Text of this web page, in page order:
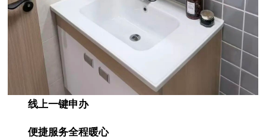
线上一键申办
便捷服务全程暖心